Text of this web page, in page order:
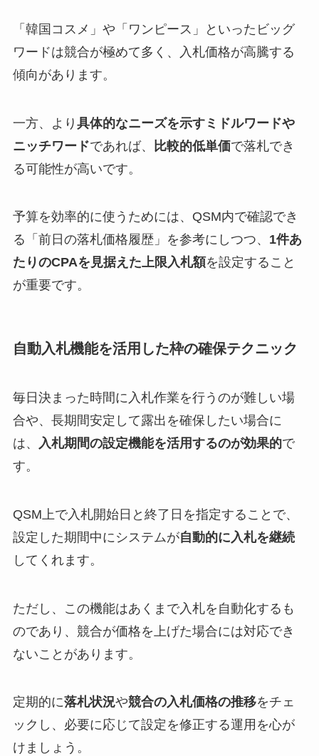
「韓国コスメ」や「ワンピース」といったビッグ
ワードは競合が極めて多く、入札価格が高騰する
傾向があります。
一方、より 具体的なニーズを示すミドルワードや
ニッチワードであれば、 比較的低単価で落札でき
る可能性が高いです。
予算を効率的に使うためには、QSM内で確認でき
る「前日の落札価格履歴」を参考にしつつ、 1件あ
たりのCPAを見据えた上限入札額を設定すること
が重要です。
自動入札機能を活用した枠の確保テクニック
毎日決まった時間に入札作業を行うのが難しい場
合や、長期間安定して露出を確保したい場合に
は、
入札期間の設定機能を活用するのが効果的で
す。
QSM上で入札開始日と終了日を指定することで、
設定した期間中にシステムが自動的に入札を継続
してくれます。
ただし、この機能はあくまで入札を自動化するも
のであり、競合が価格を上げた場合には対応でき
ないことがあります。
定期的に落札状況や競合の入札価格の推移をチェ
ックし、必要に応じて設定を修正する運用を心が
けましょう。